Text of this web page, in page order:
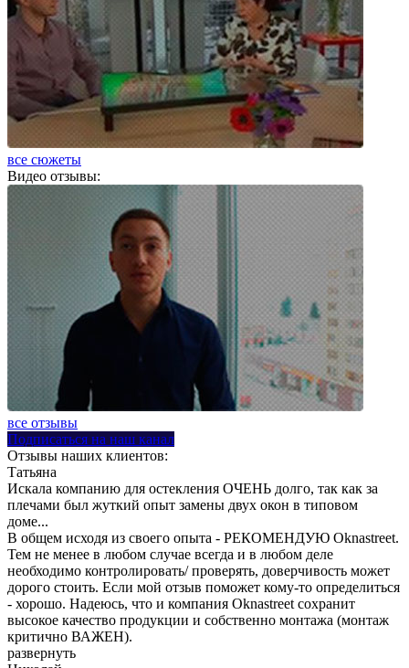
все сюжеты
Видео отзывы:
все отзывы
Подписаться на наш канал
Отзывы наших клиентов:
Татьяна
Искала компанию для остекления ОЧЕНЬ долго, так как за
плечами был жуткий опыт замены двух окон в типовом
доме...
В общем исходя из своего опыта - РЕКОМЕНДУЮ Oknastreet.
Тем не менее в любом случае всегда и в любом деле
необходимо контролировать/ проверять, доверчивость может
дорого стоить. Если мой отзыв поможет кому-то определиться
- хорошо. Надеюсь, что и компания Oknastreet сохранит
высокое качество продукции и собственно монтажа (монтаж
критично ВАЖЕН).
развернуть